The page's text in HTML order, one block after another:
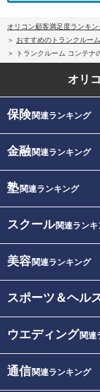
オリコン顧客満足度ランキン
おすすめのトランクルー
トランクルーム コンテナ
オリ
保険関連ランキング
金融関連ランキング
塾関連ランキング
スクール関連ランキ
美容関連ランキング
スポーツ＆ヘル
ウエディング関連
通信関連ランキング